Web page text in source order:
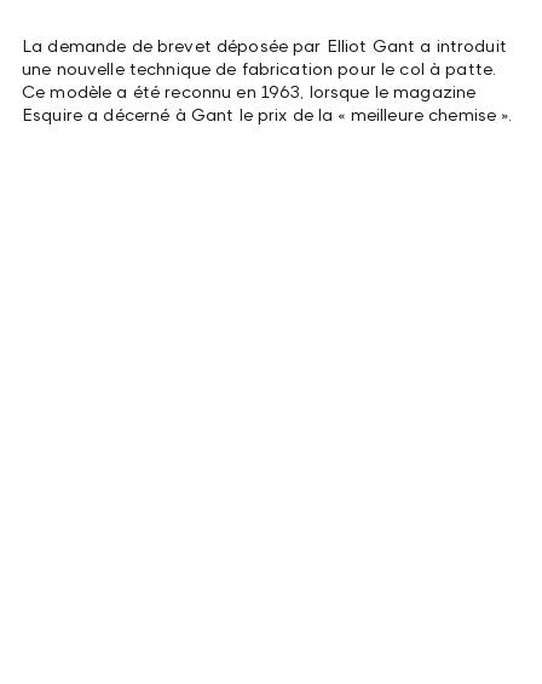
La demande de brevet déposée par Elliot Gant a introduit
une nouvelle technique de fabrication pour le col à patte.
Ce modèle a été reconnu en 1963, lorsque le magazine
Esquire a décerné à Gant le prix de la « meilleure chemise ».